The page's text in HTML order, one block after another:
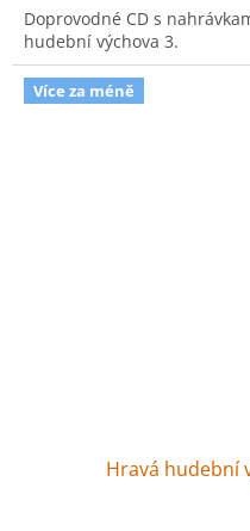
Doprovodné CD s
hudební výchova 3.
Více za méně
Hravá hudební